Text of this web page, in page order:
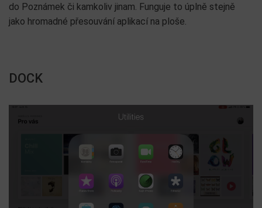
do Poznámek či kamkoliv jinam. Funguje to úplně stejně
jako hromadné přesouvání aplikací na ploše.
DOCK